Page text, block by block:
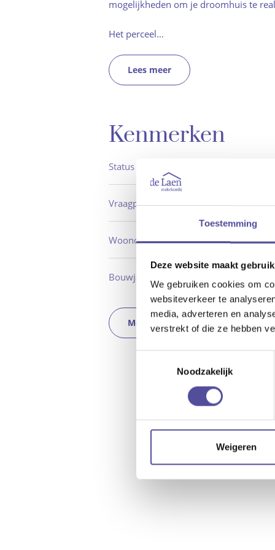
Toestemming
Deze website maakt
We gebruiken cookies om
websiteverkeer te
media, adverteren en
verstrekt of die ze hebben
Noodzakelijk
Weigeren
mogelijkheden om je droomhuis te
Het perceel…
Lees meer
Kenmerken
Status
Vraagprijs €
Woonoppervlakte ca.
Bouwjaar
Meer kenmerken